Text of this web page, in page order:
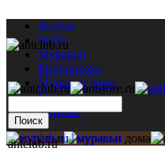
Форум
ЧаВо
Муравьи
Библиотека
Муравьи дома
Мастерская
Каталог
antclub.ru